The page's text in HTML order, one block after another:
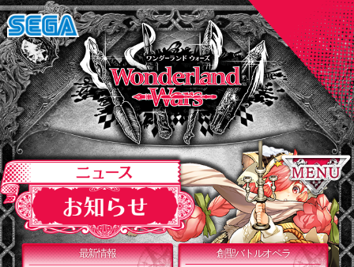
最新情報 創聖バトルオペラ